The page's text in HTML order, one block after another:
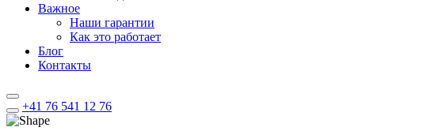
Важное
Наши гарантии
Как это работает
Блог
Контакты
+41 76 541 12 76